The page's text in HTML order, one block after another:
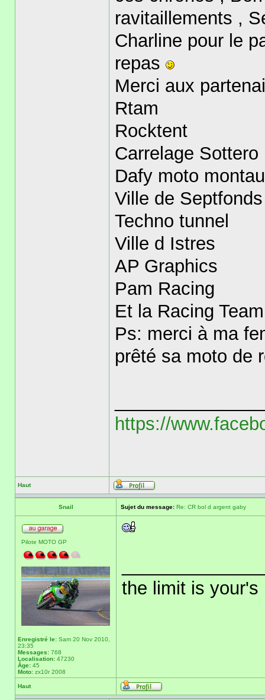
ravitaillements ,
Charline pour le
repas
Merci aux
Rtam
Rocktent
Carrelage Sottero
Dafy moto
Ville de Septfonds
Techno tunnel
Ville d Istres
AP Graphics
Pam Racing
Et la Racing
Ps: merci à ma
prêté sa moto de
https://
Haut
Snail Sujet du message: Re: CR bol d argent gaby
Pilote MOTO GP
Enregistré le: Sam 20 Nov 2010,
23:35
Messages: 768
Localisation: 47230
Âge: 45
Moto: zx10r 2008
the limit is your's
Haut